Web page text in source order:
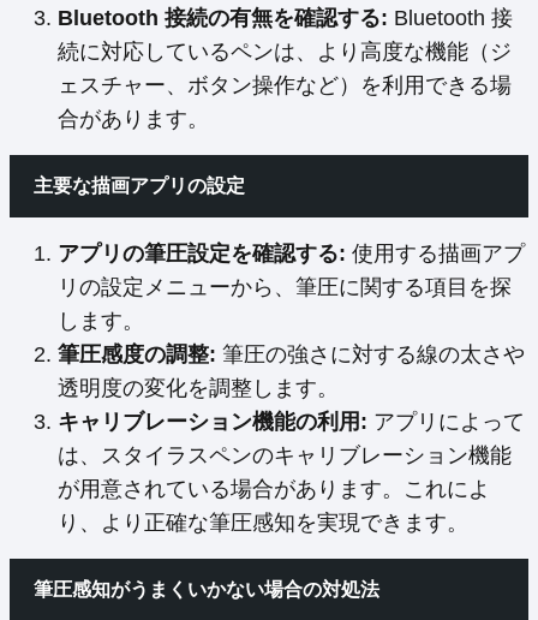
Bluetooth 接続の有無を確認する: Bluetooth 接
続に対応しているペンは、より高度な機能（ジ
ェスチャー、ボタン操作など）を利用できる場
合があります。
主要な描画アプリの設定
アプリの筆圧設定を確認する: 使用する描画アプ
リの設定メニューから、筆圧に関する項目を探
します。
筆圧感度の調整: 筆圧の強さに対する線の太さや
透明度の変化を調整します。
キャリブレーション機能の利用: アプリによって
は、スタイラスペンのキャリブレーション機能
が用意されている場合があります。これによ
り、より正確な筆圧感知を実現できます。
筆圧感知がうまくいかない場合の対処法